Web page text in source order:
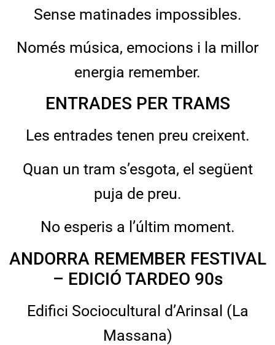
Sense matinades impossibles.
Només música, emocions i la millor
energia remember.
ENTRADES PER TRAMS
Les entrades tenen preu creixent.
Quan un tram s’esgota, el següent
puja de preu.
No esperis a l’últim moment.
ANDORRA REMEMBER FESTIVAL
– EDICIÓ TARDEO 90s
Edifici Sociocultural d’Arinsal (La
Massana)